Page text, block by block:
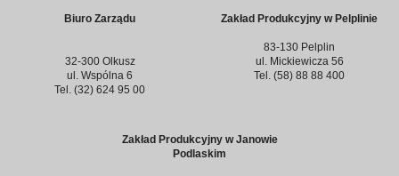
Biuro Zarządu
32-300 Olkusz
ul. Wspólna 6
Tel. (32) 624 95 00
Zakład Produkcyjny w Pelplinie
83-130 Pelplin
ul. Mickiewicza 56
Tel. (58) 88 88 400
Zakład Produkcyjny w Janowie
Podlaskim